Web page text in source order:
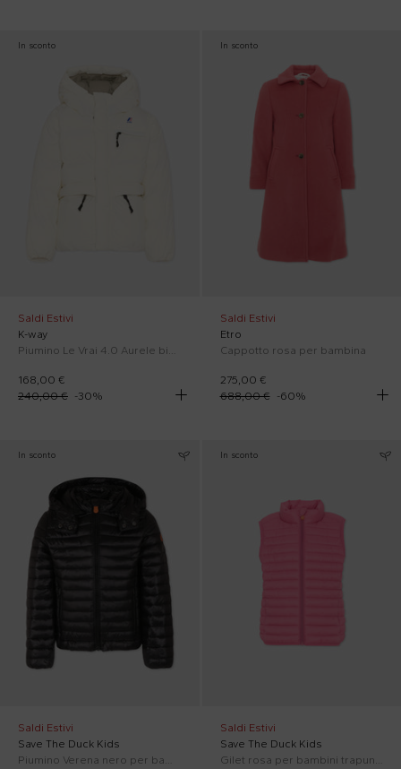
In sconto
Saldi Estivi
K-way
Piumino Le Vrai 4.0 Aurele bianco per bambini
168,00 €
240,00 € -30%
In sconto
Saldi Estivi
Etro
Cappotto rosa per bambina
275,00 €
688,00 €
-60%
In sconto
Saldi Estivi
Save The Duck Kids
In sconto
Saldi Estivi
Save The Duck Kids